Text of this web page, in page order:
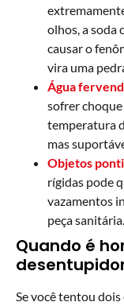
olhos, a soda
causar o
vira uma
Água
sofrer
temperatura
mas
Objetos
rígidas pode
vazamentos
peça sanitária.
Quando é
Se você tentou